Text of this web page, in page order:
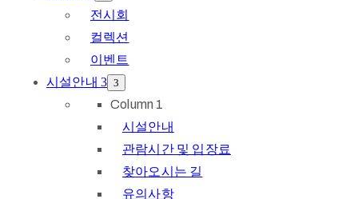
전시회
컬렉션
이벤트
시설안내
Column 1
시설안내
관람시간 및 입장료
찾아오시는 길
유의사항